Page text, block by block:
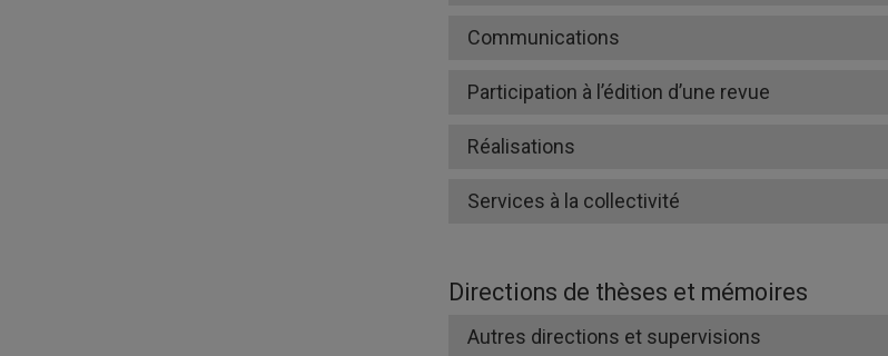
Communications
Participation à l’édition d’une revue
Réalisations
Services à la collectivité
Directions de thèses et mémoires
Autres directions et supervisions